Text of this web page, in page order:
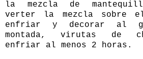
la mezcla de
verter la mezcla sobre
enfriar y decorar al
montada, virutas de
enfriar al menos 2 horas.